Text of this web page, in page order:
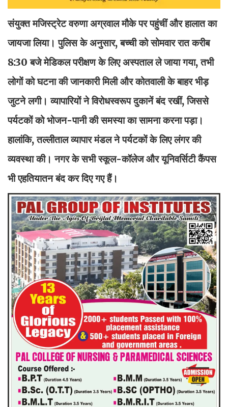
संयुक्त मजिस्ट्रेट वरुणा अग्रवाल मौके पर पहुंचीं और हालात का
जायजा लिया। पुलिस के अनुसार, बच्ची को सोमवार रात करीब
8:30 बजे मेडिकल परीक्षण के लिए अस्पताल ले जाया गया, तभी
लोगों को घटना की जानकारी मिली और कोतवाली के बाहर भीड़
जुटने लगी। व्यापारियों ने विरोधस्वरूप दुकानें बंद रखीं, जिससे
पर्यटकों को भोजन-पानी की समस्या का सामना करना पड़ा।
हालांकि, तल्लीताल व्यापार मंडल ने पर्यटकों के लिए लंगर की
व्यवस्था की। नगर के सभी स्कूल-कॉलेज और यूनिवर्सिटी कैंपस
भी एहतियातन बंद कर दिए गए हैं।